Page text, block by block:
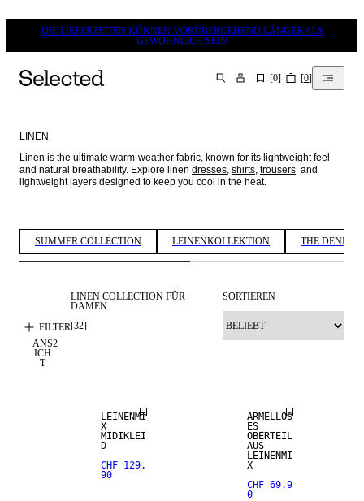
DIE LIEFERZEITEN KÖNNEN VORÜBERGEHEND LÄNGER ALS
GEWÖHNLICH SEIN
SUCHEN [0] [0]
LINEN
Linen is the ultimate warm-weather fabric, known for its lightweight feel
and natural breathability. Explore linen dresses, shirts, trousers
  and
lightweight layers designed to keep you cool in the heat.
SUMMER COLLECTION LEINENKOLLEKTION THE DENIM
FILTER
LINEN COLLECTION FÜR
DAMEN
[32]
SORTIEREN
ANS
ICH
T
2
LEINENMI
X
MIDIKLEI
D
CHF 129.
90
ÄRMELLOS
ES
OBERTEIL
AUS
LEINENMI
X
CHF 69.9
0